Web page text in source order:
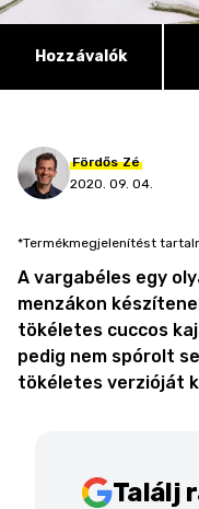
Hozzávalók
Fördős Zé
2020. 09. 04.
*Termékmegjelenítést
A vargabéles egy
menzákon
tökéletes cuccos
pedig nem spórolt
tökéletes verzióját
Találj